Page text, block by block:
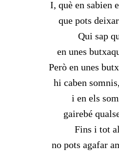
I, què en sabien
que pots
Qui sap
en unes
Però en unes
hi caben
i en els
gairebé
Fins i tot
no pots agafar